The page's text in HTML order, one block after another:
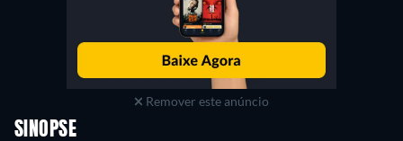
Remover este anúncio
SINOPSE